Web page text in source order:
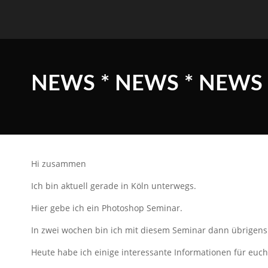
NEWS * NEWS * NEWS
Hi zusammen
Ich bin aktuell gerade in Köln unterwegs.
Hier gebe ich ein Photoshop Seminar.
In zwei wochen bin ich mit diesem Seminar dann
Heute habe ich einige interessante Informationen für